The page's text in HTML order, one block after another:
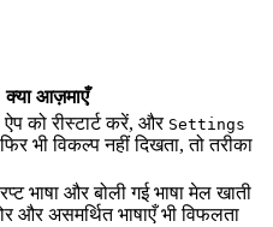
क्या आज़माएँ
को रीस्टार्ट करें, और Settings
भी विकल्प नहीं दिखता, तो तरीका
भाषा और बोली गई भाषा मेल खाती
और असमर्थित भाषाएँ भी विफलता